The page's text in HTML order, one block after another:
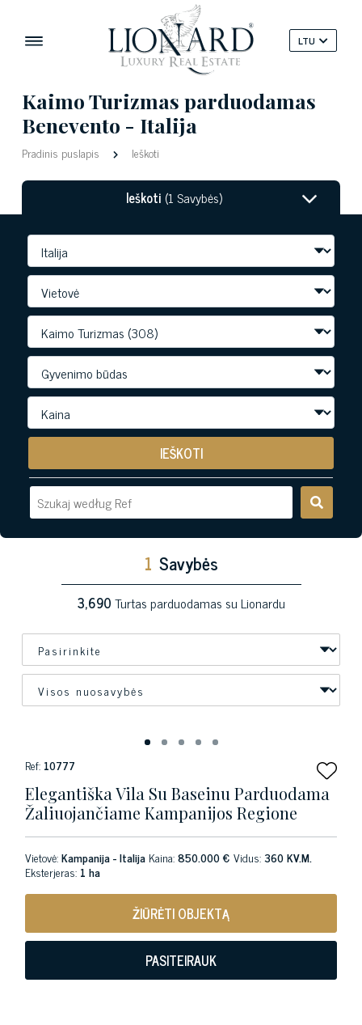
LTU
Kaimo Turizmas parduodamas
Benevento - Italija
Pradinis puslapis Ieškoti
Ieškoti (1 Savybės)
IEŠKOTI
1 Savybės
3,690Turtas parduodamas su Lionardu
Ref: 10777
Elegantiška Vila Su Baseinu Parduodama
Žaliuojančiame Kampanijos Regione
Vietovė:Kampanija - Italija Kaina:850.000 € Vidus:360 KV.M.
Eksterjeras: 1 ha
ŽIŪRĖTI OBJEKTĄ
PASITEIRAUK